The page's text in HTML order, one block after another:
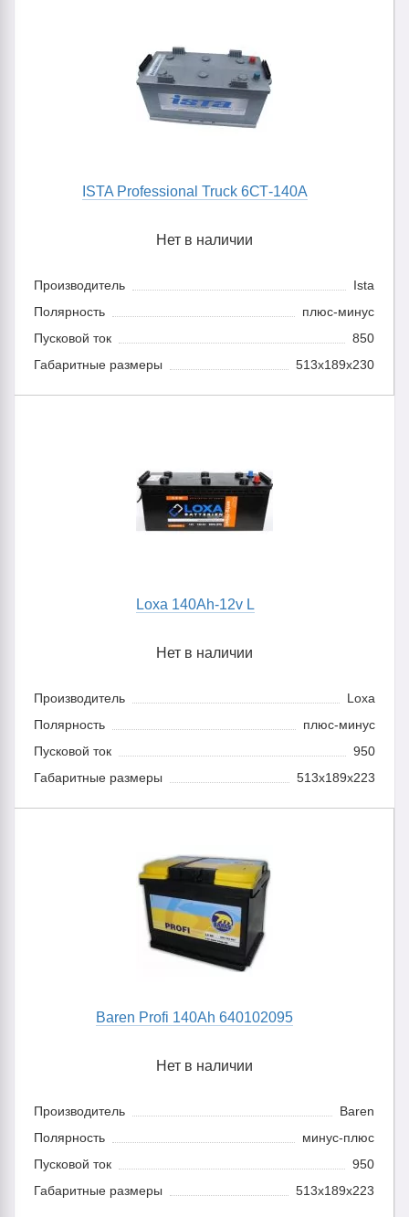
ISTA Professional Truck 6СТ-140A
Нет в наличии
Производитель
Ista
Полярность
плюс-минус
Пусковой ток
850
Габаритные размеры
513х189х230
Loxa 140Ah-12v L
Нет в наличии
Производитель
Loxa
Полярность
плюс-минус
Пусковой ток
950
Габаритные размеры
513x189x223
Baren Profi 140Ah 640102095
Нет в наличии
Производитель
Baren
Полярность
минус-плюс
Пусковой ток
950
Габаритные размеры
513x189x223